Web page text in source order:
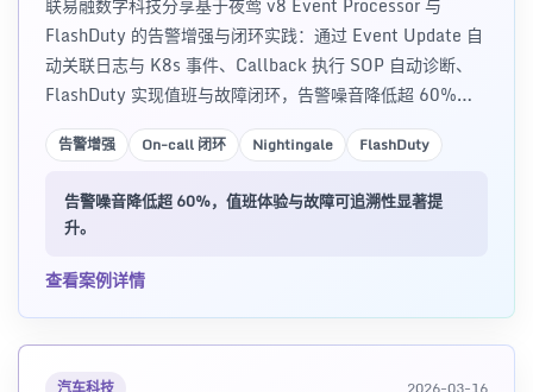
FlashDuty 的告警增强与闭环实践：通过 Event Update 自
动关联日志与 K8s 事件、Callback 执行 SOP 自动诊断、
FlashDuty 实现值班与故障闭环，告警噪音降低超 60%，
值班体验与故障可追溯性显著提升。含架构设计、实施经验
与 AI 值守规划。
告警增强 On-call 闭环 Nightingale FlashDuty
告警噪音降低超 60%，值班体验与故障可追溯性显著提
升。
查看案例详情